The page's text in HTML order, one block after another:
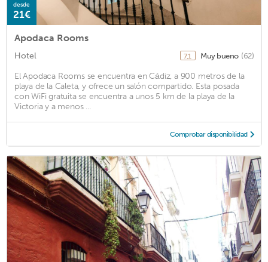
desde
21€
Apodaca Rooms
Hotel 7,1 Muy bueno (62)
El Apodaca Rooms se encuentra en Cádiz, a 900 metros de la
playa de la Caleta, y ofrece un salón compartido. Esta posada
con WiFi gratuita se encuentra a unos 5 km de la playa de la
Victoria y a menos ...
Comprobar disponibilidad